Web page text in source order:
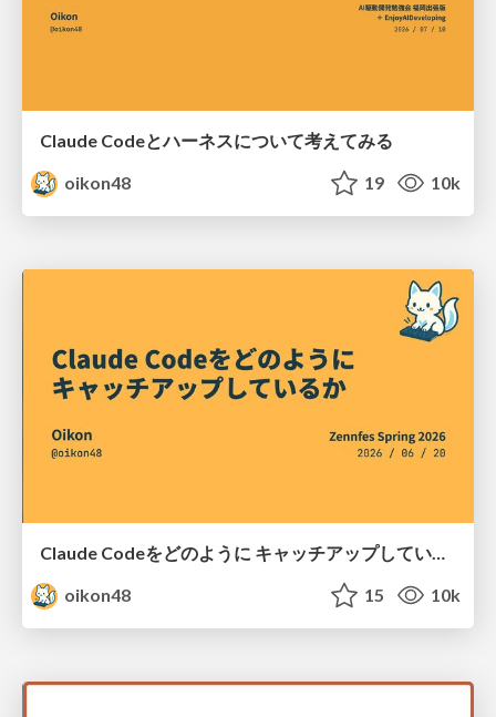
Claude Codeとハーネスについて考えてみる
oikon48
19 10k
Claude Codeをどのように キャッチアップしているか
oikon48
15 10k